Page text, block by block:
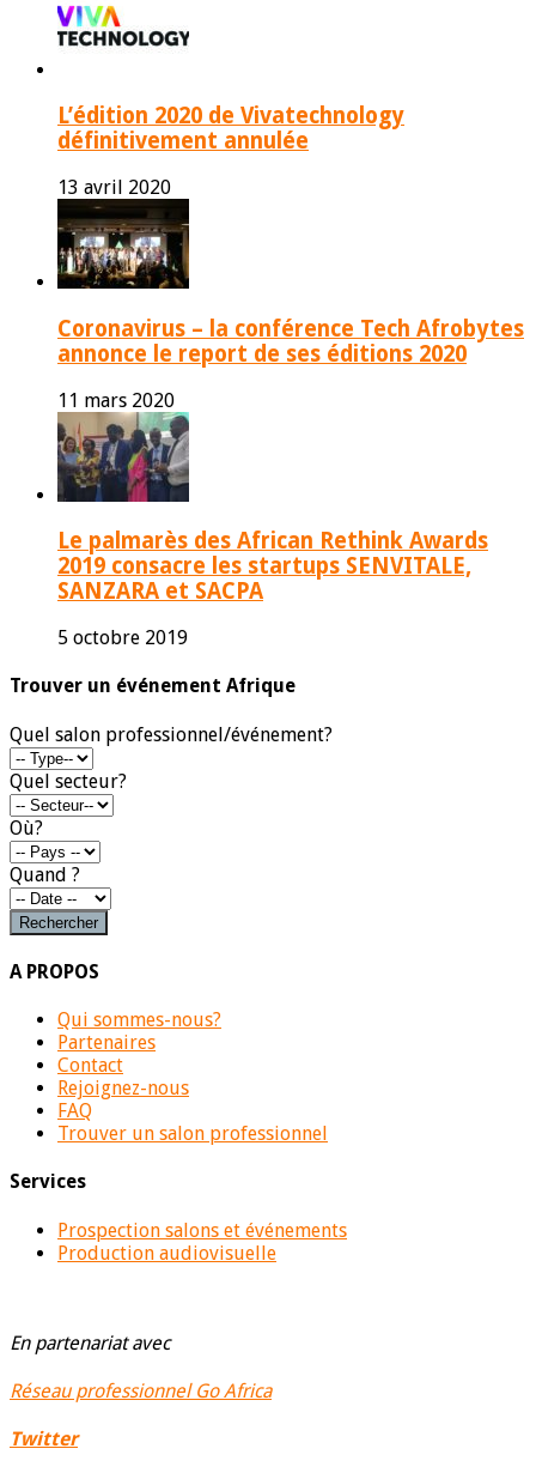
L’édition 2020 de Vivatechnology
définitivement annulée
13 avril 2020
Coronavirus – la conférence Tech Afrobytes
annonce le report de ses éditions 2020
11 mars 2020
Le palmarès des African Rethink Awards
2019 consacre les startups SENVITALE,
SANZARA et SACPA
5 octobre 2019
Trouver un événement Afrique
Quel salon professionnel/événement?
Quel secteur?
Où?
Quand ?
A PROPOS
Qui sommes-nous?
Partenaires
Contact
Rejoignez-nous
FAQ
Trouver un salon professionnel
Services
Prospection salons et événements
Production audiovisuelle
En partenariat avec
Réseau professionnel Go Africa
Twitter